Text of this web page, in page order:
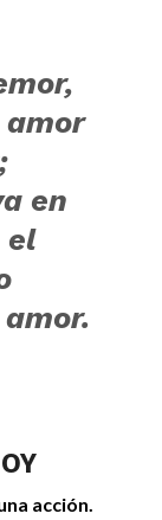
amor
en
el
acción.